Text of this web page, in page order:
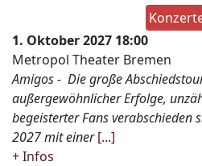
1. Oktober 2027 18:00
Metropol Theater Bremen
Amigos - Die große
außergewöhnlicher Erfolge,
begeisterter Fans verabschieden
2027 mit einer [...]
+ Infos